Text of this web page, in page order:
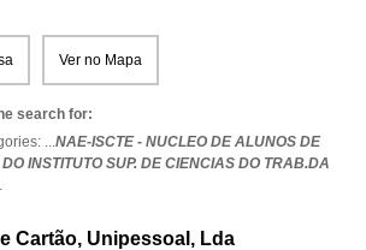
Ver no Mapa
search for:
...NAE-ISCTE - NUCLEO DE ALUNOS DE
INSTITUTO SUP. DE CIENCIAS DO TRAB.DA
Cartão, Unipessoal, Lda